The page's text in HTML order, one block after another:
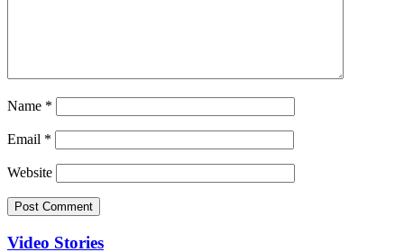
Name *
Email *
Website
Video Stories